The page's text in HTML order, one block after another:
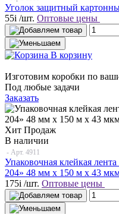
Уголок защитный
55i /шт. Оптовые цены
В корзину
Изготовим коробки по
Под любые задачи
Заказать
Хит Продаж
В наличии
- Арт. 4911
Упаковочная клейкая
204» 48 мм х 150 м х 43
175i /шт. Оптовые цены